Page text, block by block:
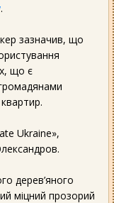
.
зазначив, що
що є
Ukraine»,
дерев’яного
міцний прозорий